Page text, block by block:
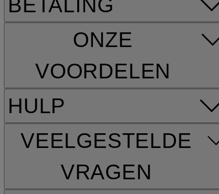
HULP
VEELGESTELDE
VRAGEN
ONZE
VOORDELEN